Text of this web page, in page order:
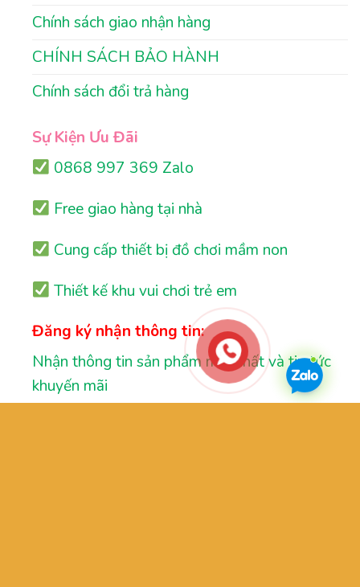
Chính sách giao nhận hàng
CHÍNH SÁCH BẢO HÀNH
Chính sách đổi trả hàng
Sự Kiện Ưu Đãi
0868 997 369 Zalo
Free giao hàng tại nhà
Cung cấp thiết bị đồ chơi mầm non
Thiết kế khu vui chơi trẻ em
Đăng ký nhận thông tin:
Nhận thông tin sản phẩm mới nhất và tin tức
khuyến mãi